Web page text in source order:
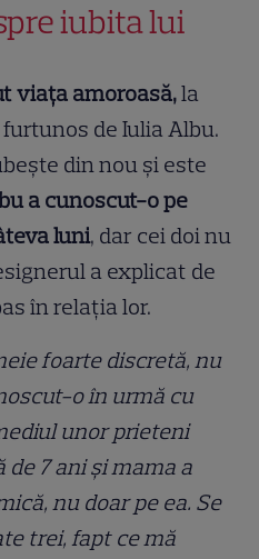
iubita lui
viața amoroasă,la
de Iulia Albu.
din nou și este
a cunoscut-o pe
luni, dar cei doi nu
a explicat de
în relația lor.
foarte discretă, nu
o în urmă cu
unor prieteni
de 7 ani și mama a
nu doar pe ea. Se
trei, fapt ce mă